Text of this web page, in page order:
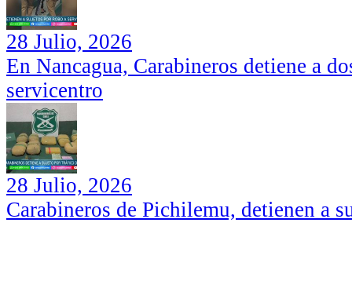
28 Julio, 2026
En Nancagua, Carabineros detiene a
servicentro
28 Julio, 2026
Carabineros de Pichilemu, detienen a